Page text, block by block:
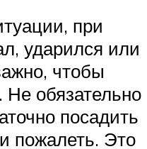
при
ударился или
чтобы
обязательно
посадить
пожалеть. Это